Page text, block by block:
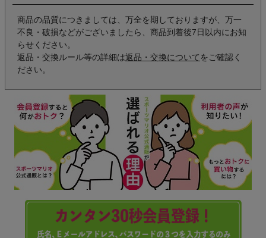
商品の品質につきましては、万全を期しておりますが、万一
不良・破損などがございましたら、商品到着後7日以内にお知
らせください。
返品・交換ルール等の詳細は返品・交換について をご確認く
ださい。